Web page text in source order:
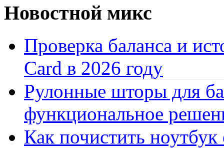
Новостной микс
Проверка баланса и
Card в 2026 году
Рулонные шторы для
функциональное
Как почистить